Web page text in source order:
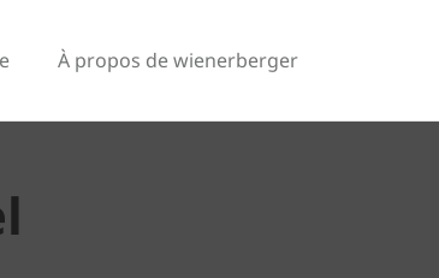
À propos de wienerberger